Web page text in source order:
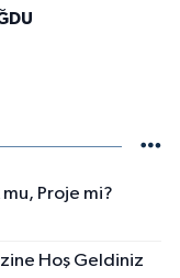
mu, Proje mi?
Hoş Geldiniz